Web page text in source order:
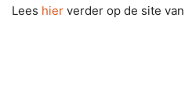
Lees hier verder op de site